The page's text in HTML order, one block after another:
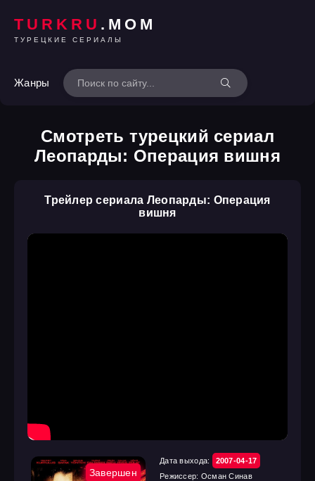
TURKRU .MOM
ТУРЕЦКИЕ СЕРИАЛЫ
Жанры
Смотреть турецкий сериал
Леопарды: Операция вишня
Трейлер сериала Леопарды: Операция
вишня
Завершен
Дата выхода:
2007-04-17
Режиссер: Осман Синав